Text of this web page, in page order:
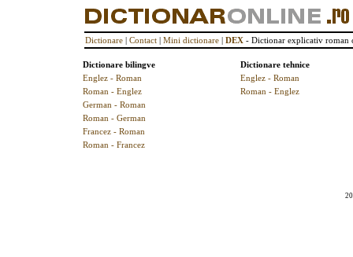
Dictionare | Contact | Mini dictionare | DEX - Dictionar explicativ roman
Dictionare bilingve
Englez - Roman
Roman - Englez
German - Roman
Roman - German
Francez - Roman
Roman - Francez
Dictionare tehnice
Englez - Roman
Roman - Englez